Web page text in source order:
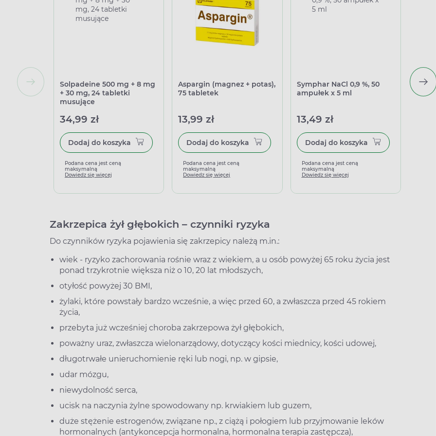
Solpadeine 500 mg + 8 mg
+ 30 mg, 24 tabletki
musujące
34,99 zł
Dodaj do koszyka
Podana cena jest ceną
maksymalną
Dowiedz się więcej
Aspargin (magnez + potas),
75 tabletek
13,99 zł
Dodaj do koszyka
Podana cena jest ceną
maksymalną
Dowiedz się więcej
Symphar NaCl 0,9 %, 50
ampułek x 5 ml
13,49 zł
Dodaj do koszyka
Podana cena jest ceną
maksymalną
Dowiedz się więcej
Zakrzepica żył głębokich –­ czynniki ryzyka
Do czynników ryzyka pojawienia się zakrzepicy należą m.in.:
wiek ­- ryzyko zachorowania rośnie wraz z wiekiem, a u osób powyżej 65 roku życia jest
ponad trzykrotnie większa niż o 10, 20 lat młodszych,
otyłość powyżej 30 BMI,
żylaki, które powstały bardzo wcześnie, a więc przed 60, a zwłaszcza przed 45 rokiem
życia,
przebyta już wcześniej choroba zakrzepowa żył głębokich,
poważny uraz, zwłaszcza wielonarządowy, dotyczący kości miednicy, kości udowej,
długotrwałe unieruchomienie ręki lub nogi, np. w gipsie,
udar mózgu,
niewydolność serca,
ucisk na naczynia żylne spowodowany np. krwiakiem lub guzem,
duże stężenie estrogenów, związane np., z ciążą i połogiem lub przyjmowanie leków
hormonalnych (antykoncepcja hormonalna, hormonalna terapia zastępcza),